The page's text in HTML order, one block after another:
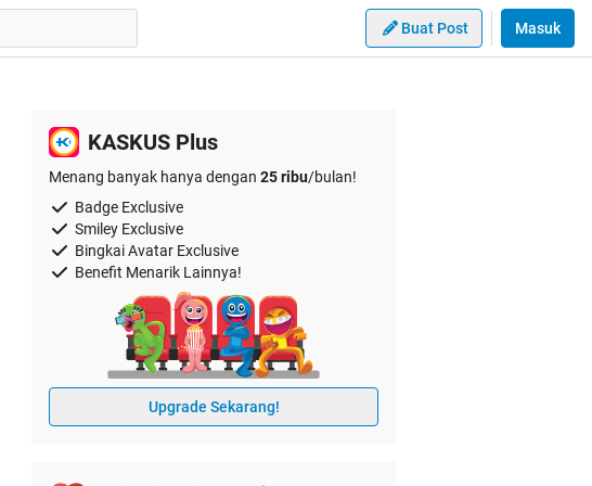
Buat Post Masuk
KASKUS Plus
Menang banyak hanya dengan 25 ribu/bulan!
Badge Exclusive
Smiley Exclusive
Bingkai Avatar Exclusive
Benefit Menarik Lainnya!
Upgrade Sekarang!